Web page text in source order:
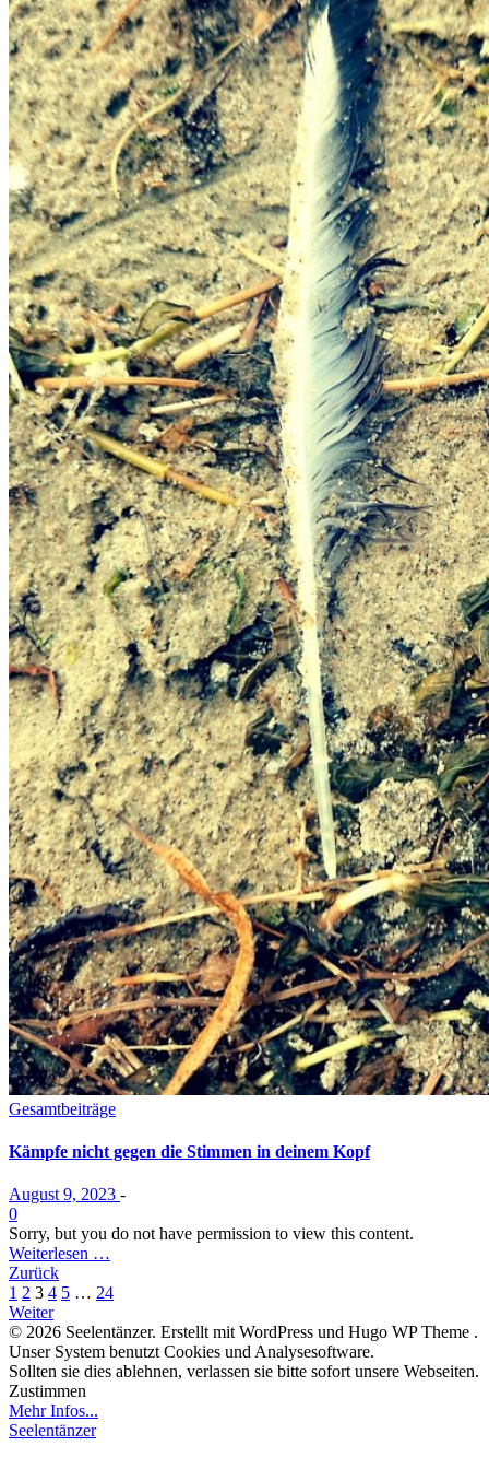
Gesamtbeiträge
Kämpfe nicht gegen die Stimmen in deinem Kopf
August 9, 2023 -
0
Sorry, but you do not have permission to view this content.
Weiterlesen …
Beitragsnavigation
Zurück
Beitragsnavigation
Seite
1 Seite
2 Seite
3 Seite
4 Seite
5 … Seite
24
Beitragsnavigation
Weiter
© 2026 Seelentänzer. Erstellt mit WordPress und Hugo WP Theme .
Unser System benutzt Cookies und Analysesoftware.
Sollten sie dies ablehnen, verlassen sie bitte sofort unsere Webseiten.
Zustimmen
Mehr Infos...
Seelentänzer